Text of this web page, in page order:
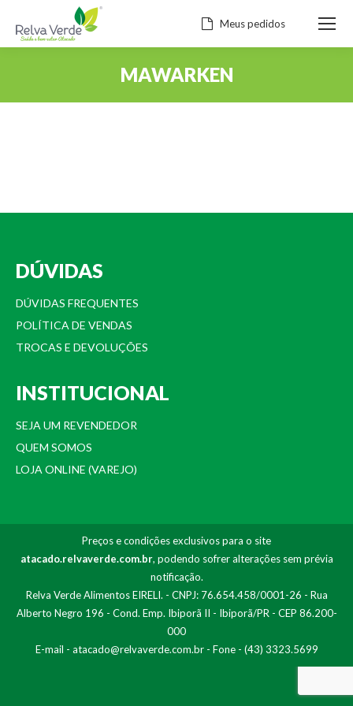
Meus pedidos
MAWARKEN
DÚVIDAS
DÚVIDAS FREQUENTES
POLÍTICA DE VENDAS
TROCAS E DEVOLUÇÕES
INSTITUCIONAL
SEJA UM REVENDEDOR
QUEM SOMOS
LOJA ONLINE (VAREJO)
Preços e condições exclusivos para o site
atacado.relvaverde.com.br, podendo sofrer alterações sem prévia
notificação.
Relva Verde Alimentos EIRELI. - CNPJ: 76.654.458/0001-26 - Rua
Alberto Negro 196 - Cond. Emp. Ibiporã II - Ibiporã/PR - CEP 86.200-
000
E-mail - atacado@relvaverde.com.br- Fone - (43) 3323.5699